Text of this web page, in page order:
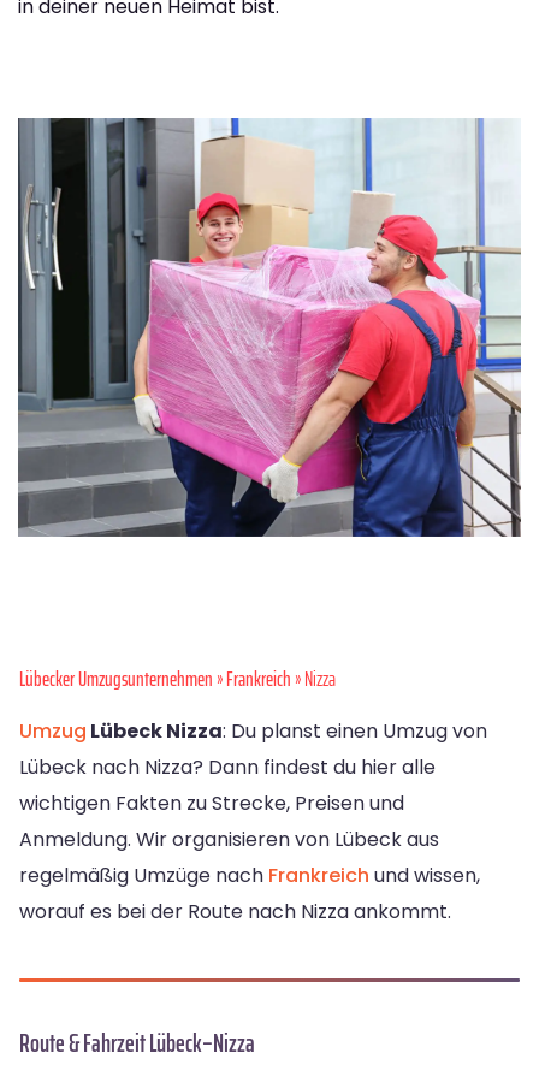
in deiner neuen Heimat bist.
Lübecker Umzugsunternehmen»Frankreich» Nizza
Umzug Lübeck Nizza: Du planst einen Umzug von
Lübeck nach Nizza? Dann findest du hier alle
wichtigen Fakten zu Strecke, Preisen und
Anmeldung. Wir organisieren von Lübeck aus
regelmäßig Umzüge nach Frankreich und wissen,
worauf es bei der Route nach Nizza ankommt.
Route & Fahrzeit Lübeck–Nizza